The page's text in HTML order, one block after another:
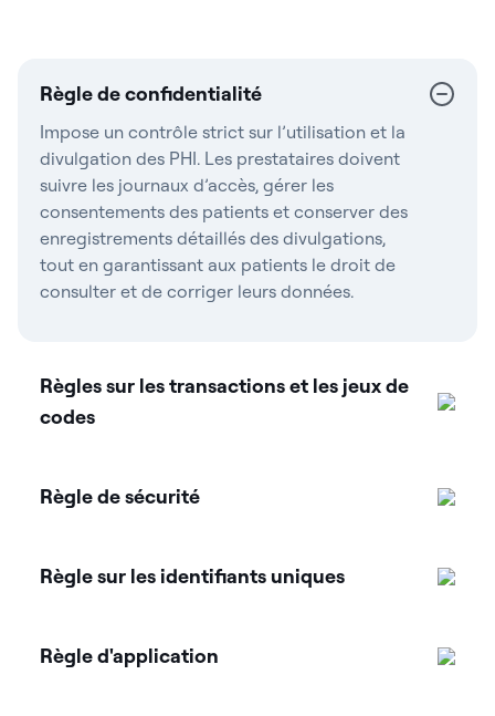
Règle de confidentialité
Impose un contrôle strict sur l’utilisation et la
divulgation des PHI. Les prestataires doivent
suivre les journaux d’accès, gérer les
consentements des patients et conserver des
enregistrements détaillés des divulgations,
tout en garantissant aux patients le droit de
consulter et de corriger leurs données.
Règles sur les transactions et les jeux de
codes
Règle de sécurité
Règle sur les identifiants uniques
Règle d'application